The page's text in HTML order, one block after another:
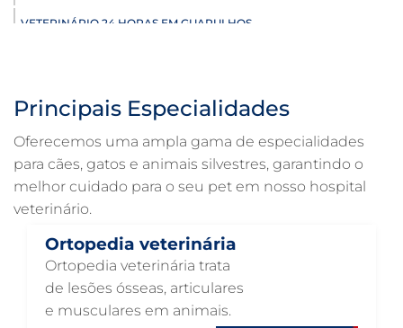
VETERINÁRIO 24 HORAS EM GUARULHOS
ULTRASSONOGRAFIA PARA CACHORRO EM GUARULHOS
ULTRASSOM VETERINÁRIO EM GUARULHOS
TRATAMENTO DE ANIMAIS EM GUARULHOS
RAIO X VETERINÁRIO EM GUARULHOS
PNEUMOLOGIA VETERINÁRIA EM GUARULHOS
OTOSCOPIA VETERINÁRIA EM GUARULHOS
OTOSCOPIA DIGITAL VETERINÁRIA EM GUARULHOS
Principais Especialidades
Oferecemos uma ampla gama de especialidades
para cães, gatos e animais silvestres, garantindo o
melhor cuidado para o seu pet em nosso hospital
veterinário.
Ortopedia veterinária
Ortopedia veterinária trata
de lesões ósseas, articulares
e musculares em animais.